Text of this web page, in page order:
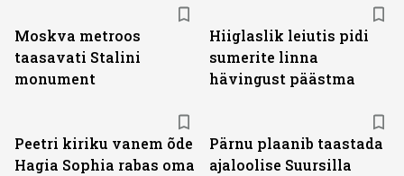
Moskva metroos
taasavati Stalini
monument
Hiiglaslik leiutis pidi
sumerite linna
hävingust päästma
Peetri kiriku vanem õde
Hagia Sophia rabas oma
Pärnu plaanib taastada
ajaloolise Suursilla